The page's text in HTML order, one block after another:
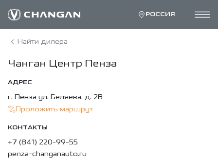
РОССИЯ
Найти дилера
Чанган Центр Пенза
АДРЕС
г. Пенза ул. Беляева, д. 2В
Проложить маршрут
КОНТАКТЫ
+7 (841) 220-99-55
penza-changanauto.ru